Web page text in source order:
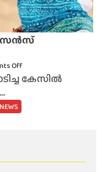
രാ
സ
വ
സ്തു
ളും
ള
ആ
ർ
ബ
Off
n
സ്പാ
കേസില്‍